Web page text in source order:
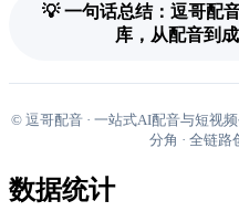
💡 一句话总结：逗哥配
库，从配音到
© 逗哥配音 · 一站式AI配音与短视
分角 · 全链路
数据统计